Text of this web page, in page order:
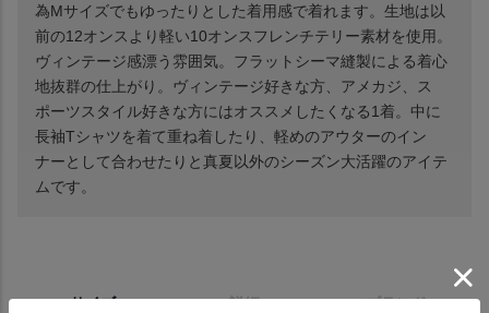
為Mサイズでもゆったりとした着用感で着れます。生地は以
前の12オンスより軽い10オンスフレンチテリー素材を使用。
ヴィンテージ感漂う雰囲気。フラットシーマ縫製による着心
地抜群の仕上がり。ヴィンテージ好きな方、アメカジ、ス
ポーツスタイル好きな方にはオススメしたくなる1着。中に
長袖Tシャツを着て重ね着したり、軽めのアウターのイン
ナーとして合わせたりと真夏以外のシーズン大活躍のアイテ
ムです。
サイズ 詳細 ブランド